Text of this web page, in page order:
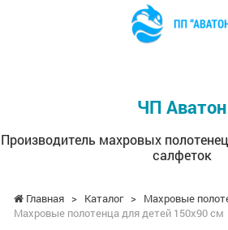
салфеток
ЧП Аватон
Производитель махровых
салфеток
Главная > Каталог > Махровые
Махровые полотенца для детей 150х90 см